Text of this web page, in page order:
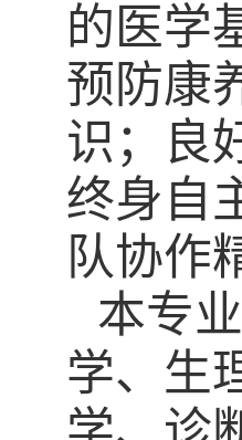
的医学
预防康
识；良
终身自
队协作
本专
学、生